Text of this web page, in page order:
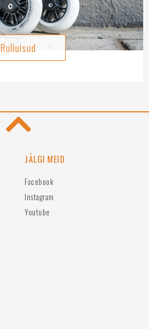
Rulluisud
JÄLGI MEID
Facebook
Instagram
Youtube